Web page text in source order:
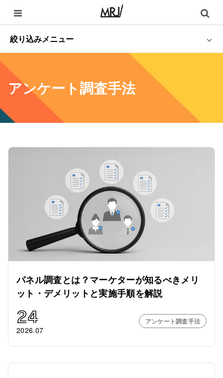
絞り込みメニュー
アンケート調査手法
パネル調査とは？マーケターが知るべきメリ
ット・デメリットと実施手順を解説
24
2026.07
アンケート調査手法